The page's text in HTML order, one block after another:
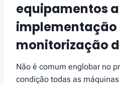
equipamentos
implementação
monitorização
Não é comum englobar no
condição todas as